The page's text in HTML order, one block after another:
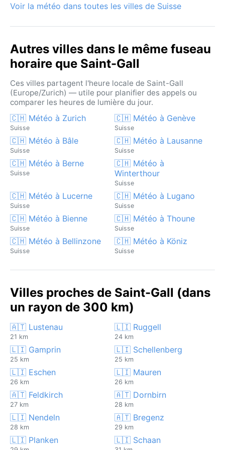
Voir la météo dans toutes les villes de Suisse
Autres villes dans le même fuseau
horaire que Saint-Gall
Ces villes partagent l'heure locale de Saint-Gall
(Europe/Zurich) — utile pour planifier des appels ou
comparer les heures de lumière du jour.
🇨🇭 Météo à Zurich
Suisse
🇨🇭 Météo à Genève
Suisse
🇨🇭 Météo à Bâle
Suisse
🇨🇭 Météo à Lausanne
Suisse
🇨🇭 Météo à Berne
Suisse
🇨🇭 Météo à
Winterthour
Suisse
🇨🇭 Météo à Lucerne
Suisse
🇨🇭 Météo à Lugano
Suisse
🇨🇭 Météo à Bienne
Suisse
🇨🇭 Météo à Thoune
Suisse
🇨🇭 Météo à Bellinzone
Suisse
🇨🇭 Météo à Köniz
Suisse
Villes proches de Saint-Gall (dans
un rayon de 300 km)
🇦🇹 Lustenau
21 km
🇱🇮 Ruggell
24 km
🇱🇮 Gamprin
25 km
🇱🇮 Schellenberg
25 km
🇱🇮 Eschen
26 km
🇱🇮 Mauren
26 km
🇦🇹 Feldkirch
27 km
🇦🇹 Dornbirn
28 km
🇱🇮 Nendeln
28 km
🇦🇹 Bregenz
29 km
🇱🇮 Planken 🇱🇮 Schaan